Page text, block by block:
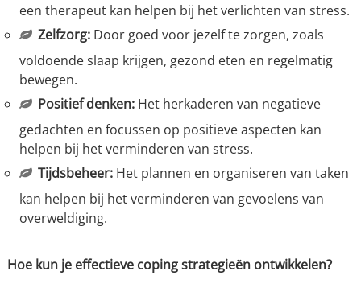
een therapeut kan helpen bij het verlichten van stress.
Zelfzorg:Door goed voor jezelf te zorgen, zoals
voldoende slaap krijgen, gezond eten en regelmatig
bewegen.
Positief denken:Het herkaderen van negatieve
gedachten en focussen op positieve aspecten kan
helpen bij het verminderen van stress.
Tijdsbeheer:Het plannen en organiseren van taken
kan helpen bij het verminderen van gevoelens van
overweldiging.
Hoe kun je effectieve coping strategieën ontwikkelen?